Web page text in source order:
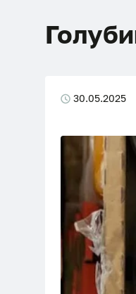
30.05.2025